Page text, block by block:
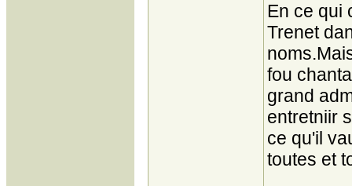
En ce qui
Trenet
fou
grand
entretniir
ce qu'il
toutes et